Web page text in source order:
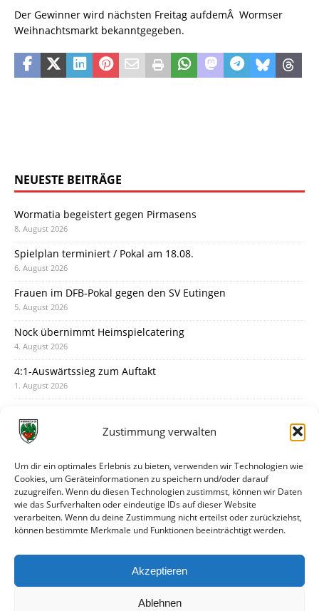
Zustimmung verwalten
Um dir ein optimales Erlebnis zu bieten, verwenden wir Technologien wie
Cookies, um Geräteinformationen zu speichern und/oder darauf
zuzugreifen. Wenn du diesen Technologien zustimmst, können wir Daten
wie das Surfverhalten oder eindeutige IDs auf dieser Website
verarbeiten. Wenn du deine Zustimmung nicht erteilst oder zurückziehst,
können bestimmte Merkmale und Funktionen beeinträchtigt werden.
Akzeptieren
Ablehnen
Der Gewinner wird nächsten Freitag aufdemÂ Wormser
Weihnachtsmarkt bekanntgegeben.
NEUESTE BEITRÄGE
Wormatia begeistert gegen Pirmasens
8. August 2026
Spielplan terminiert / Pokal am 18.08.
6. August 2026
Frauen im DFB-Pokal gegen den SV Eutingen
5. August 2026
Nock übernimmt Heimspielcatering
4. August 2026
4:1-Auswärtssieg zum Auftakt
1. August 2026
31. Juli 2026
30. Juli 2026
Deine Spielminute: 89+1
28. Juli 2026
Neuer Rückensponsor
Neue Podcast-Folge: So tickt Björn!
27. Juli 2026